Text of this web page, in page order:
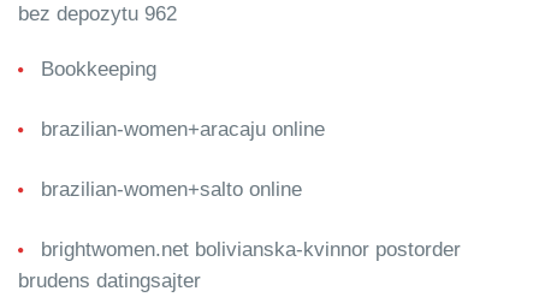
bez depozytu 962
Bookkeeping
brazilian-women+aracaju online
brazilian-women+salto online
brightwomen.net bolivianska-kvinnor postorder
brudens datingsajter